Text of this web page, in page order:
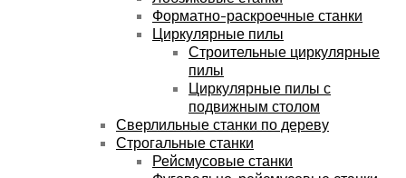
Форматно-раскроечные станки
Циркулярные пилы
Строительные циркулярные
пилы
Циркулярные пилы с
подвижным столом
Сверлильные станки по дереву
Строгальные станки
Рейсмусовые станки